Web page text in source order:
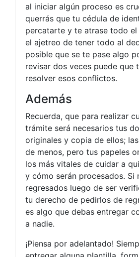
al iniciar algún proceso es
querrás que tu cédula de
percatarte y te atrase todo el
el ajetreo de tener todo al
posible que se te pase algo
revisar dos veces puede que
resolver esos conflictos.
Además
Recuerda, que para realizar
trámite será necesarios tus
originales y copia de ellos;
de menos, pero tus papeles
los más vitales de cuidar a
y cómo serán procesados. Si
regresados luego de ser
tu derecho de pedirlos de
es algo que debas entregar
a nadie.
¡Piensa por adelantado!